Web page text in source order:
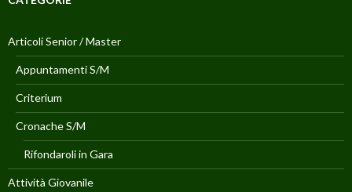
Articoli Senior / Master
Appuntamenti S/M
Criterium
Cronache S/M
Rifondaroli in Gara
Attività Giovanile